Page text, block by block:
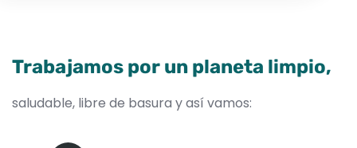
Trabajamos por un planeta limpio,
saludable, libre de basura y así vamos: